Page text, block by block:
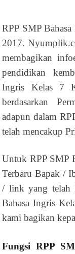
RPP SMP
2017.
membagikan
pendidikan
Ingris Kelas 7
berdasarkan
adapun dalam
telah mencakup
Untuk RPP SMP
Terbaru Bapak /
/ link yang telah
Bahasa Ingris
kami bagikan
Fungsi RPP